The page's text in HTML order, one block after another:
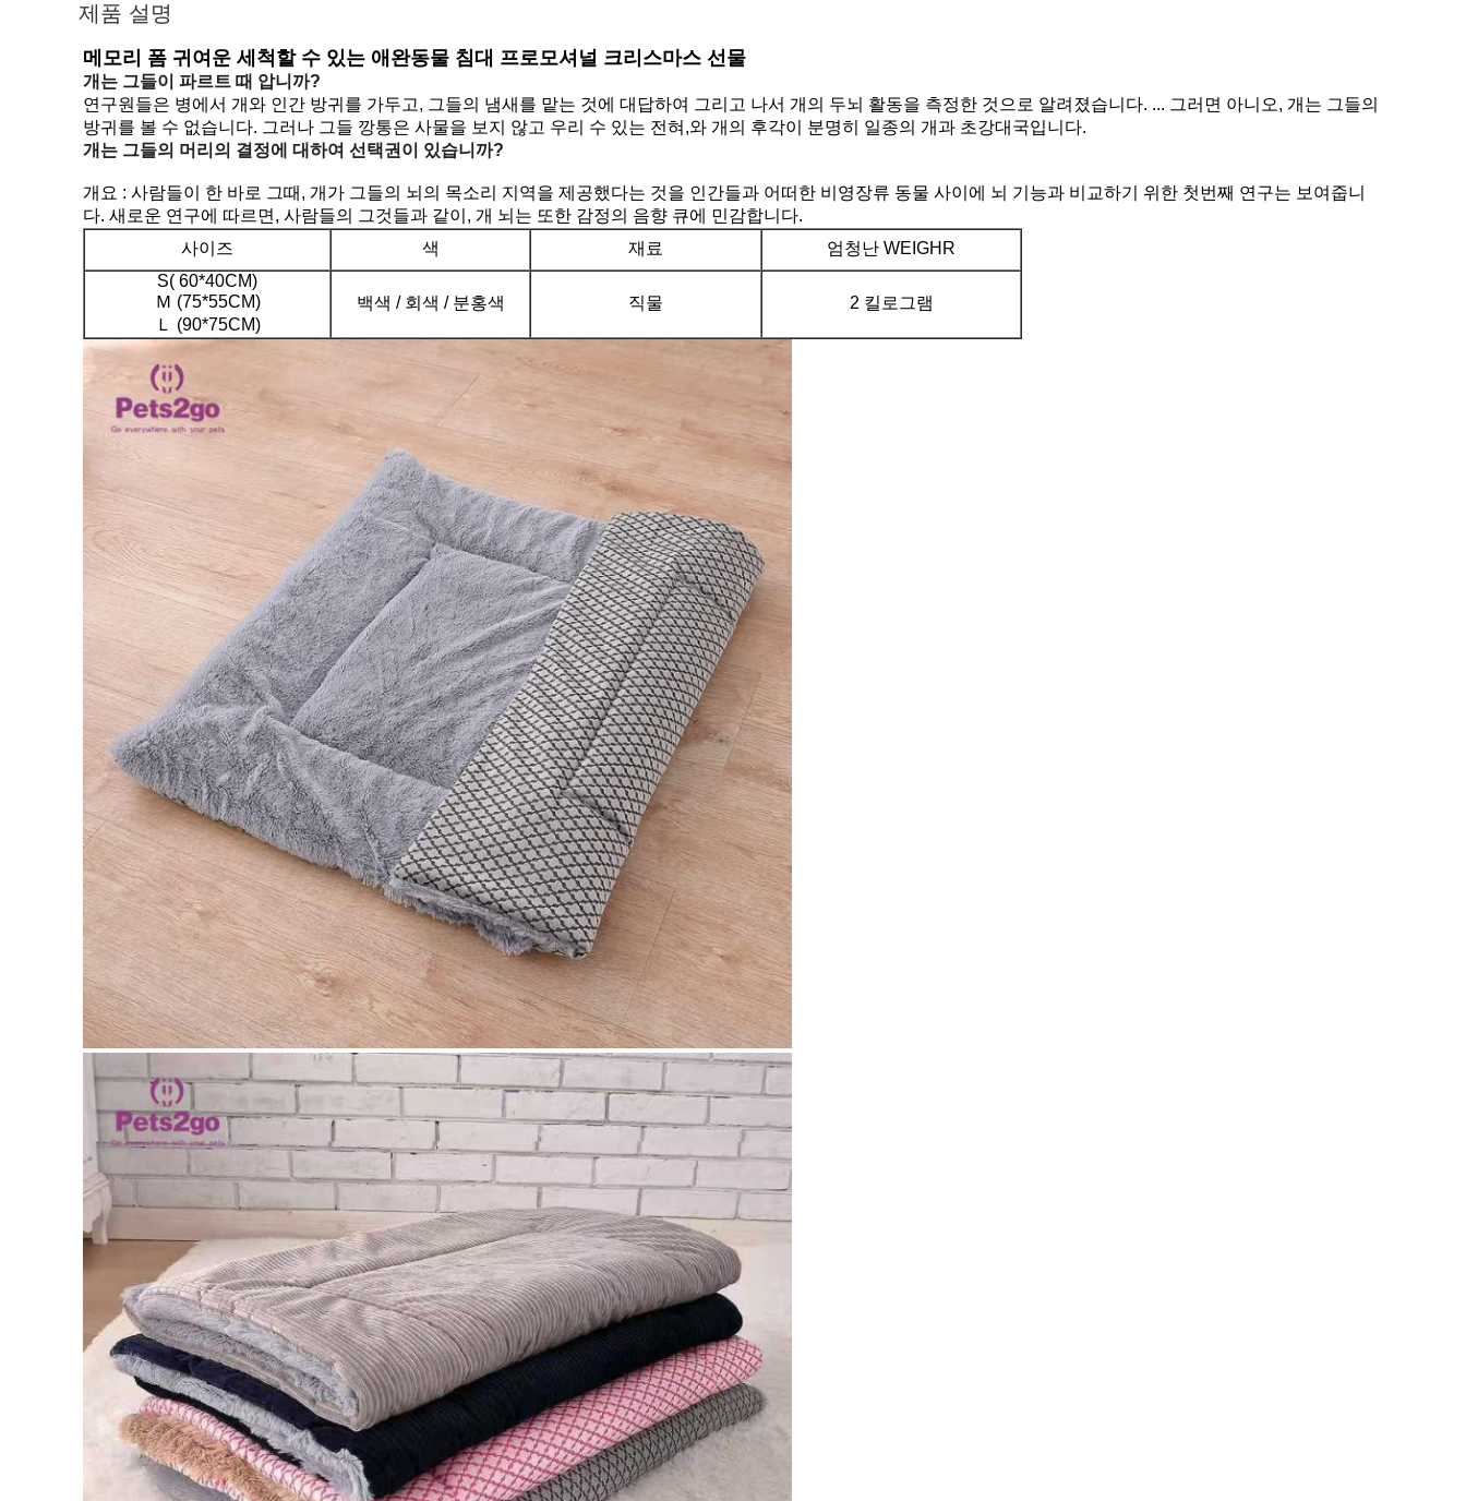
제품 설명
메모리 폼 귀여운 세척할 수 있는 애완동물 침대 프로모셔널 크리스마스 선물
개는 그들이 파르트 때 압니까?
연구원들은 병에서 개와 인간 방귀를 가두고, 그들의 냄새를 맡는 것에 대답하여 그리고 나서 개의 두뇌 활동을 측정한 것으로 알려졌습니다. ... 그러면 아니오, 개는 그들의
방귀를 볼 수 없습니다. 그러나 그들 깡통은 사물을 보지 않고 우리 수 있는 전혀,와 개의 후각이 분명히 일종의 개과 초강대국입니다.
개는 그들의 머리의 결정에 대하여 선택권이 있습니까?
개요 : 사람들이 한 바로 그때, 개가 그들의 뇌의 목소리 지역을 제공했다는 것을 인간들과 어떠한 비영장류 동물 사이에 뇌 기능과 비교하기 위한 첫번째 연구는 보여줍니
다. 새로운 연구에 따르면, 사람들의 그것들과 같이, 개 뇌는 또한 감정의 음향 큐에 민감합니다.
사이즈
색 재료
엄청난 WEIGHR
S( 60*40CM)
Ｍ (75*55CM)
Ｌ (90*75CM)
백색 / 회색 / 분홍색 직물 2 킬로그램